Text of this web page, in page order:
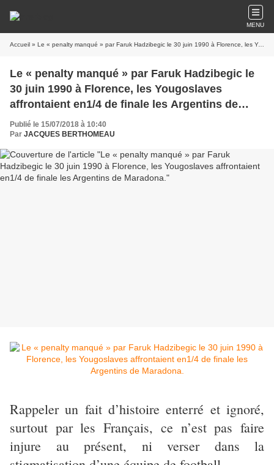
MENU
Accueil » Le « penalty manqué » par Faruk Hadzibegic le 30 juin 1990 à Florence, les Yougoslaves affrontaient en1/4 de finale les Argentins de Maradona.
Le « penalty manqué » par Faruk Hadzibegic le
30 juin 1990 à Florence, les Yougoslaves
affrontaient en1/4 de finale les Argentins de
Maradona.
Publié le 15/07/2018 à 10:40
Par JACQUES BERTHOMEAU
Rappeler un fait d’histoire enterré et ignoré,
surtout par les Français, ce n’est pas faire
injure au présent, ni verser dans la